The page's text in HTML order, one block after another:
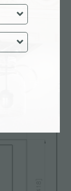
zip